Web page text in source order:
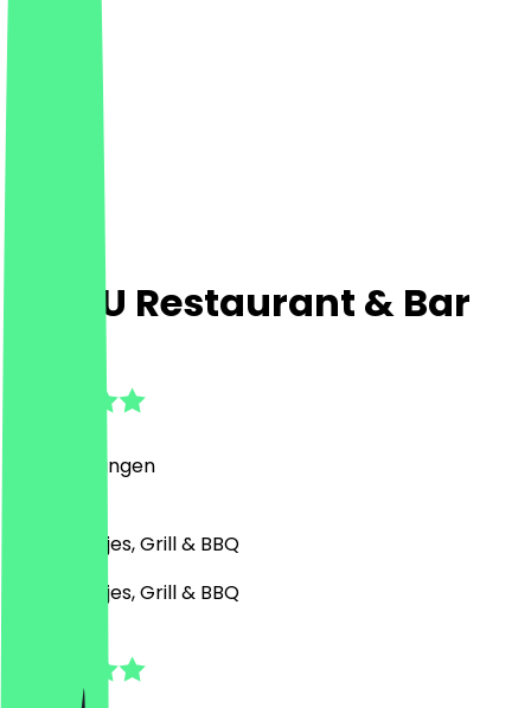
MAKU Restaurant & Bar
Beoordelingen
Bar, Drankjes, Grill & BBQ
Bar, Drankjes, Grill & BBQ